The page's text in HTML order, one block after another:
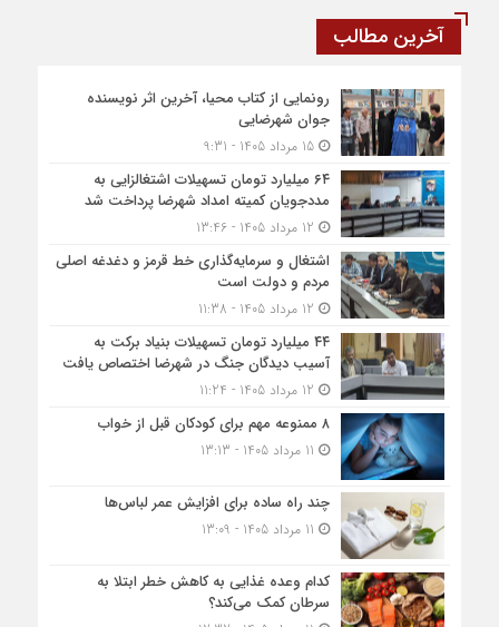
آخرین مطالب
رونمایی از کتاب محیا، آخرین اثر نویسنده
جوان شهرضایی
15 مرداد 1405 - 9:31
۶۴ میلیارد تومان تسهیلات اشتغالزایی به
مددجویان کمیته امداد شهرضا پرداخت شد
اشتغال و سرمایه‌گذاری خط قرمز و دغدغه اصلی
مردم و دولت است
۴۴ میلیارد تومان تسهیلات بنیاد برکت به
آسیب دیدگان جنگ در شهرضا اختصاص یافت
۸ ممنوعه مهم برای کودکان قبل از خواب
چند راه ساده برای افزایش عمر لباس‌ها
کدام وعده غذایی به کاهش خطر ابتلا به
سرطان کمک می‌کند؟